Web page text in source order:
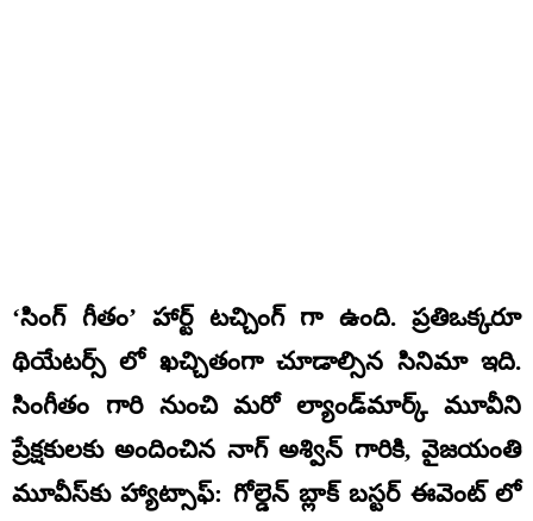
‘సింగ్ గీతం’ హార్ట్ టచ్చింగ్ గా ఉంది. ప్రతిఒక్కరూ
థియేటర్స్ లో ఖచ్చితంగా చూడాల్సిన సినిమా ఇది.
సింగీతం గారి నుంచి మరో ల్యాండ్‌మార్క్ మూవీని
ప్రేక్షకులకు అందించిన నాగ్ అశ్విన్ గారికి, వైజయంతి
మూవీస్‌కు హ్యాట్సాఫ్: గోల్డెన్ బ్లాక్ బస్టర్ ఈవెంట్ లో